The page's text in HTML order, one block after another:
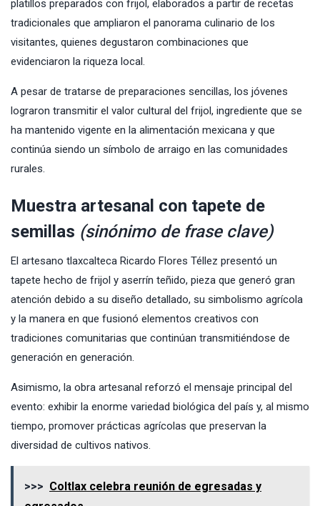
platillos preparados con frijol, elaborados a partir de recetas
tradicionales que ampliaron el panorama culinario de los
visitantes, quienes degustaron combinaciones que
evidenciaron la riqueza local.
A pesar de tratarse de preparaciones sencillas, los jóvenes
lograron transmitir el valor cultural del frijol, ingrediente que se
ha mantenido vigente en la alimentación mexicana y que
continúa siendo un símbolo de arraigo en las comunidades
rurales.
Muestra artesanal con tapete de
semillas (sinónimo de frase clave)
El artesano tlaxcalteca Ricardo Flores Téllez presentó un
tapete hecho de frijol y aserrín teñido, pieza que generó gran
atención debido a su diseño detallado, su simbolismo agrícola
y la manera en que fusionó elementos creativos con
tradiciones comunitarias que continúan transmitiéndose de
generación en generación.
Asimismo, la obra artesanal reforzó el mensaje principal del
evento: exhibir la enorme variedad biológica del país y, al mismo
tiempo, promover prácticas agrícolas que preservan la
diversidad de cultivos nativos.
>>> Coltlax celebra reunión de egresadas y